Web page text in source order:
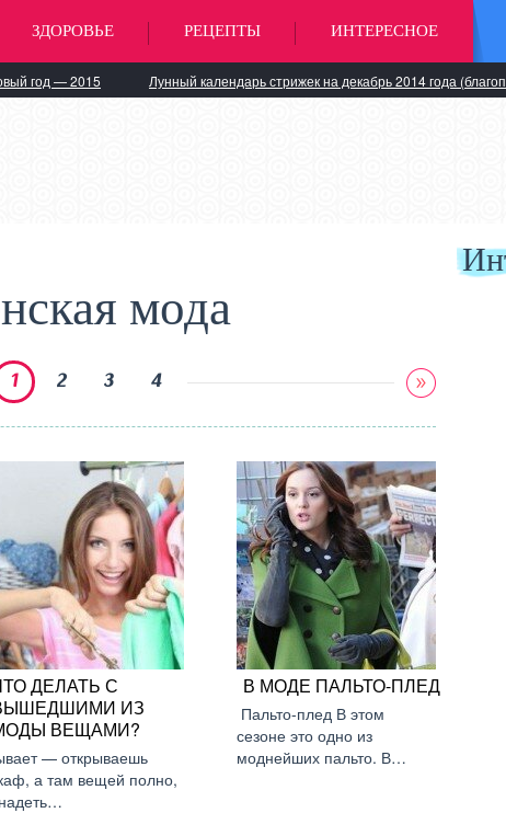
ЗДОРОВЬЕ РЕЦЕПТЫ ИНТЕРЕСНОЕ
год — 2015 Лунный календарь стрижек на декабрь 2014 года
мода
1 2 3 4
ДЕЛАТЬ С
ИЗ
ВЕЩАМИ?
— открываешь
а там вещей полно,
В МОДЕ ПАЛЬТО-ПЛЕД
Пальто-плед В этом
сезоне это одно из
моднейших пальто. В…